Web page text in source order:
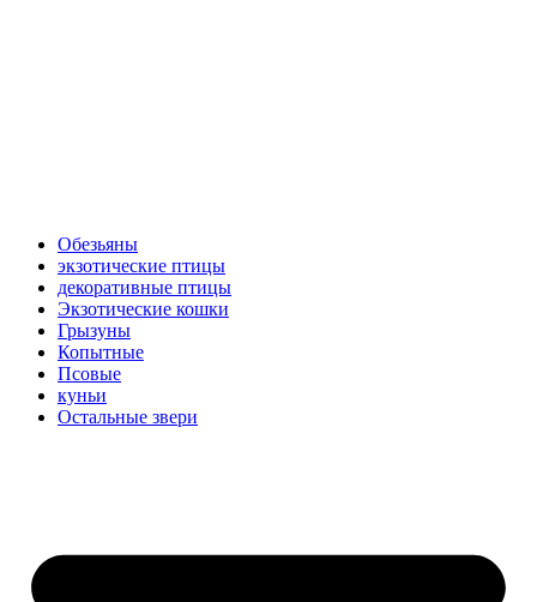
Обезьяны
экзотические птицы
декоративные птицы
Экзотические кошки
Грызуны
Копытные
Псовые
куньи
Остальные звери